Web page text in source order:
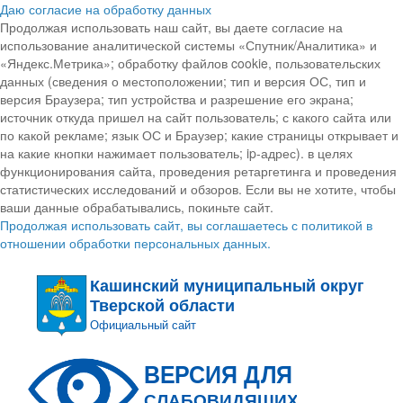
Даю согласие на обработку данных
Продолжая использовать наш сайт, вы даете согласие на
использование аналитической системы «Спутник/Аналитика» и
«Яндекс.Метрика»; обработку файлов cookie, пользовательских
данных (сведения о местоположении; тип и версия ОС, тип и
версия Браузера; тип устройства и разрешение его экрана;
источник откуда пришел на сайт пользователь; с какого сайта или
по какой рекламе; язык ОС и Браузер; какие страницы открывает и
на какие кнопки нажимает пользователь; ip-адрес). в целях
функционирования сайта, проведения ретаргетинга и проведения
статистических исследований и обзоров. Если вы не хотите, чтобы
ваши данные обрабатывались, покиньте сайт.
Продолжая использовать сайт, вы соглашаетесь с политикой в
отношении обработки персональных данных.